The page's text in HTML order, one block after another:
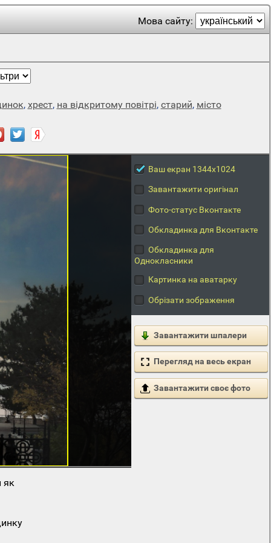
Мова сайту:
, хрест, на відкритому повітрі, старий, місто
Ваш екран 1344x1024
Завантажити оригінал
Фото-статус Вконтакте
Обкладинка для Вконтакте
Обкладинка для
Однокласники
Картинка на аватарку
Обрізати зображення
Завантажити шпалери
Перегляд на весь екран
Завантажити своє фото
як